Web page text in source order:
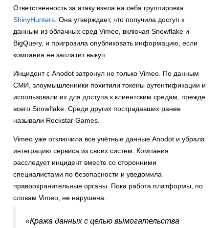
Ответственность за атаку взяла на себя группировка
ShinyHunters. Она утверждает, что получила доступ к
данным из облачных сред Vimeo, включая Snowflake и
BigQuery, и пригрозила опубликовать информацию, если
компания не заплатит выкуп.
Инцидент с Anodot затронул не только Vimeo. По данным
СМИ, злоумышленники похитили токены аутентификации и
использовали их для доступа к клиентским средам, прежде
всего Snowflake. Среди других пострадавших ранее
называли Rockstar Games.
Vimeo уже отключила все учётные данные Anodot и убрала
интеграцию сервиса из своих систем. Компания
расследует инцидент вместе со сторонними
специалистами по безопасности и уведомила
правоохранительные органы. Пока работа платформы, по
словам Vimeo, не нарушена.
«Кража данных с целью вымогательства